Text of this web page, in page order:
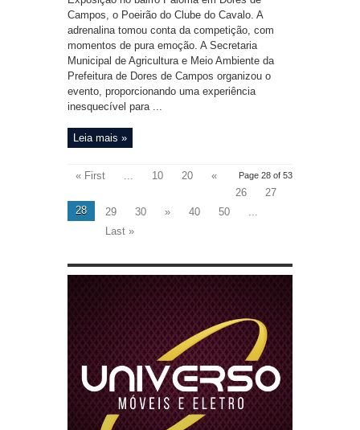
Campos, o Poeirão do Clube do Cavalo. A
adrenalina tomou conta da competição, com
momentos de pura emoção. A Secretaria
Municipal de Agricultura e Meio Ambiente da
Prefeitura de Dores de Campos organizou o
evento, proporcionando uma experiência
inesquecível para ...
Leia mais »
Page 28 of 53
« First ... 10 20
«
26
27
28
29 30 » 40 50
...
Last »